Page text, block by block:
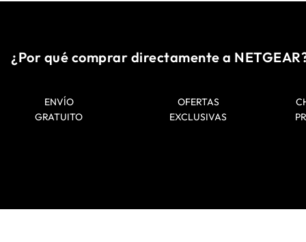
¿Por qué comprar directamente a
ENVÍO
GRATUITO
OFERTAS
EXCLUSIVAS